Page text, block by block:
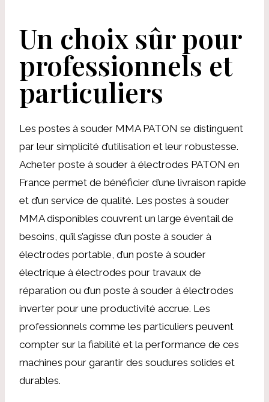
Un choix sûr pour
professionnels et
particuliers
Les postes à souder MMA PATON se distinguent
par leur simplicité d’utilisation et leur robustesse.
Acheter poste à souder à électrodes PATON en
France permet de bénéficier d’une livraison rapide
et d’un service de qualité. Les postes à souder
MMA disponibles couvrent un large éventail de
besoins, qu’il s’agisse d’un poste à souder à
électrodes portable, d’un poste à souder
électrique à électrodes pour travaux de
réparation ou d’un poste à souder à électrodes
inverter pour une productivité accrue. Les
professionnels comme les particuliers peuvent
compter sur la fiabilité et la performance de ces
machines pour garantir des soudures solides et
durables.